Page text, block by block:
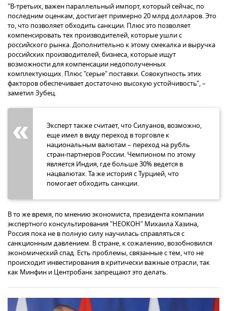
"В-третьих, важен параллельный импорт, который сейчас, по
последним оценкам, достигает примерно 20 млрд долларов. Это
то, что позволяет обходить санкции. Плюс это позволяет
компенсировать тех производителей, которые ушли с
российского рынка. Дополнительно к этому смекалка и выручка
российских производителей, бизнеса, которые ищут
возможности для компенсации недополученных
комплектующих. Плюс "серые" поставки. Совокупность этих
факторов обеспечивает достаточно высокую устойчивость", –
заметил Зубец.
Эксперт также считает, что Силуанов, возможно,
еще имел в виду переход в торговле к
национальным валютам – переход на рубль
стран-партнеров России. Чемпионом по этому
является Индия, где больше 30% ведется в
нацвалютах. Та же история с Турцией, что
помогает обходить санкции.
В то же время, по мнению экономиста, президента компании
экспертного консультирования "НЕОКОН" Михаила Хазина,
Россия пока не в полную силу научилась справляться с
санкционным давлением. В стране, к сожалению, возобновился
экономический спад. Есть проблемы, связанные с тем, что не
происходит инвестирования в критически важные отрасли, так
как Минфин и Центробанк запрещают это делать.